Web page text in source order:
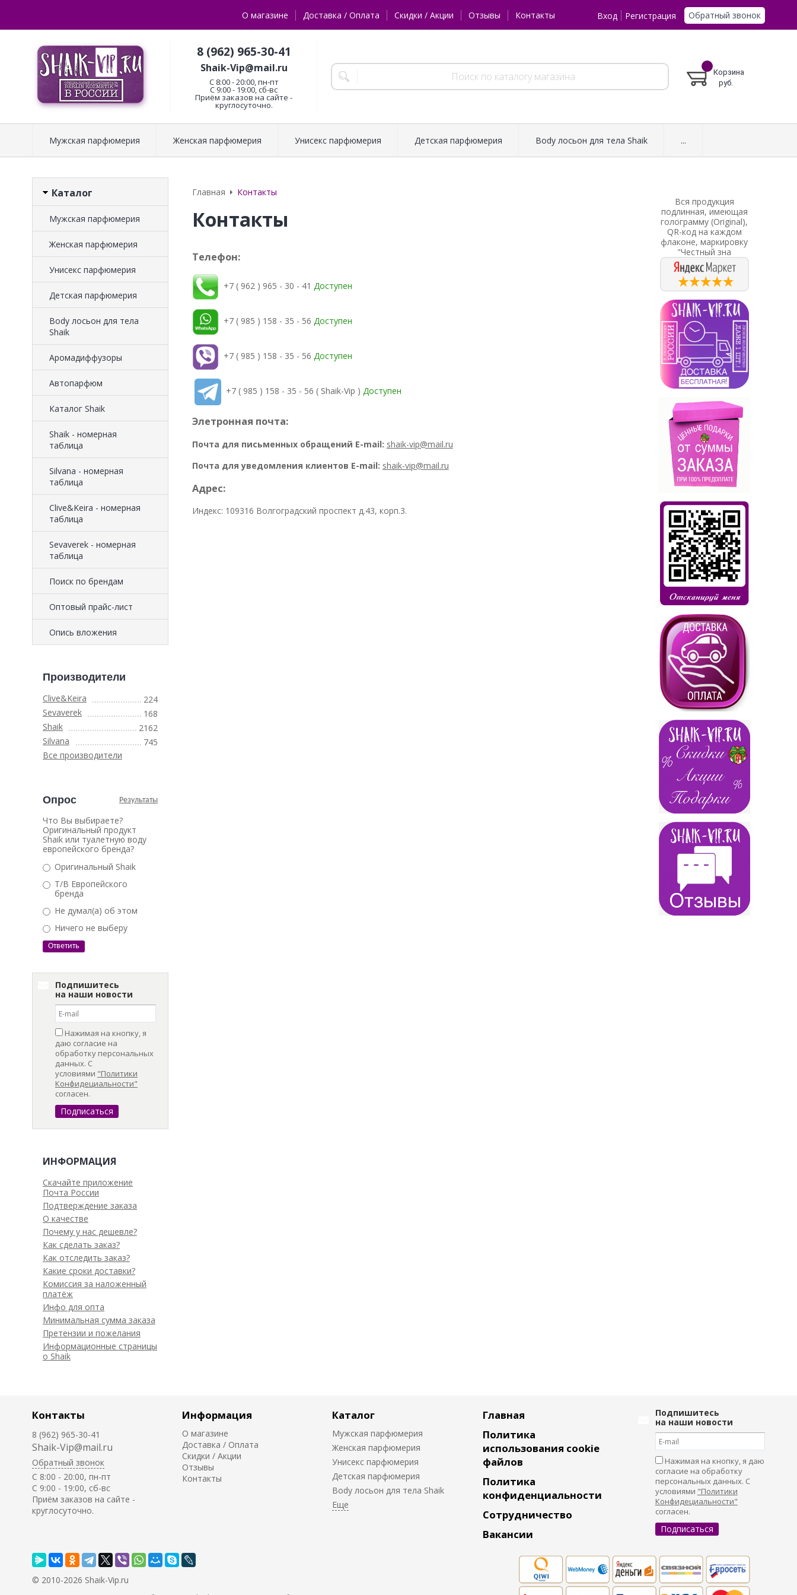
О магазине Доставка / Оплата Скидки / Акции Отзывы Контакты Вход Регистрация Обратный звонок
8 (962) 965-30-41
Shaik-Vip@mail.ru
C 8:00 - 20:00, пн-пт
С 9:00 - 19:00, сб-вс
Приём заказов на сайте -
круглосуточно.
Корзина
руб.
Мужская парфюмерия Женская парфюмерия Унисекс парфюмерия Детская парфюмерия Body лосьон для тела Shaik ...
Каталог
Мужская парфюмерия
Женская парфюмерия
Унисекс парфюмерия
Детская парфюмерия
Body лосьон для тела
Shaik
Аромадиффузоры
Автопарфюм
Каталог Shaik
Shaik - номерная
таблица
Silvana - номерная
таблица
Clive&Keira - номерная
таблица
Sevaverek - номерная
таблица
Поиск по брендам
Оптовый прайс-лист
Опись вложения
Производители
Clive&Keira
224
Sevaverek
168
Shaik
2162
Silvana
745
Все производители
Опрос Результаты
Что Вы выбираете?
Оригинальный продукт
Shaik или туалетную воду
европейского бренда?
Оригинальный Shaik
Т/В Европейского
бренда
Не думал(а) об этом
Ничего не выберу
Подпишитесь
на наши новости
Нажимая на кнопку, я
даю согласие на
обработку персональных
данных. С
условиями "Политики
Конфидециальности"
согласен.
ИНФОРМАЦИЯ
Скачайте приложение
Почта России
Подтверждение заказа
О качестве
Почему у нас дешевле?
Как сделать заказ?
Как отследить заказ?
Какие сроки доставки?
Комиссия за наложенный
платёж
Инфо для опта
Минимальная сумма заказа
Претензии и пожелания
Информационные страницы
о Shaik
Главная Контакты
Контакты
Телефон:
+7 ( 962 ) 965 - 30 - 41 Доступен
+7 ( 985 ) 158 - 35 - 56 Доступен
+7 ( 985 ) 158 - 35 - 56 Доступен
+7 ( 985 ) 158 - 35 - 56 ( Shaik-Vip ) Доступен
Элетронная почта:
Почта для письменных обращений E-mail: shaik-vip@mail.ru
Почта для уведомления клиентов E-mail: shaik-vip@mail.ru
Адрес:
Индекс: 109316 Волгоградский проспект д.43, корп.3.
Вся продукция
подлинная, имеющая
голограмму (Original),
QR-код на каждом
флаконе, маркировку
"Честный зна
Контакты
8 (962) 965-30-41
Shaik-Vip@mail.ru
Обратный звонок
C 8:00 - 20:00, пн-пт
С 9:00 - 19:00, сб-вс
Приём заказов на сайте -
круглосуточно.
Информация
О магазине
Доставка / Оплата
Скидки / Акции
Отзывы
Контакты
Каталог
Мужская парфюмерия
Женская парфюмерия
Унисекс парфюмерия
Детская парфюмерия
Body лосьон для тела Shaik
Главная
Политика
использования cookie
файлов
Политика
конфиденциальности
Сотрудничество
Вакансии
Подпишитесь
на наши новости
Нажимая на кнопку, я даю
согласие на обработку
персональных данных. С
условиями "Политики
Конфидециальности"
согласен.
© 2010-2026 Shaik-Vip.ru